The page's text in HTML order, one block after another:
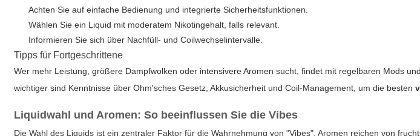
Achten Sie auf einfache Bedienung und integrierte Sicherheitsfunktionen.
Wählen Sie ein Liquid mit moderatem Nikotingehalt, falls relevant.
Informieren Sie sich über Nachfüll- und Coilwechselintervalle.
Tipps für Fortgeschrittene
Wer mehr Leistung, größere Dampfwolken oder intensivere Aromen sucht, findet mit regelbaren Mods
wichtiger sind Kenntnisse über Ohm'sches Gesetz, Akkusicherheit und Coil-Management, um die besten
Liquidwahl und Aromen: So beeinflussen Sie die Vibes
Die Wahl des Liquids ist ein zentraler Faktor für die Wahrnehmung von "Vibes". Aromen reichen von